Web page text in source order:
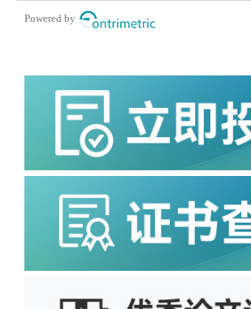
Powered by